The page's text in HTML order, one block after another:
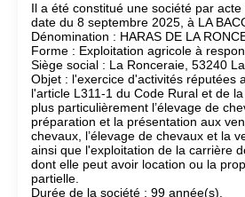
Il a été constitué une société par
date du 8 septembre 2025, à LA
Dénomination : HARAS DE LA
Forme : Exploitation agricole à
Siège social : La Ronceraie, 53240
Objet : l'exercice d'activités réputées
l'article L311-1 du Code Rural et de
plus particulièrement l’élevage de
préparation et la présentation aux
chevaux, l’élevage de chevaux et la
ainsi que l'exploitation de la carrière
dont elle peut avoir location ou la
partielle.
Durée de la société : 99 année(s).